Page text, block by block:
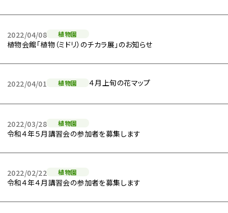
2022/04/08 植物園
植物会館「植物（ミドリ）のチカラ展」のお知らせ
2022/04/01 植物園 ４月上旬の花マップ
2022/03/28 植物園
令和４年５月講習会の参加者を募集します
2022/02/22 植物園
令和４年４月講習会の参加者を募集します